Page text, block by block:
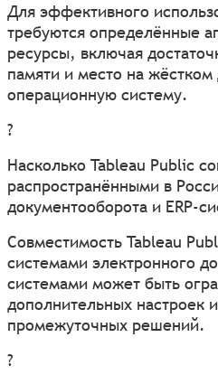
Для эффективного
требуются определённые
ресурсы, включая
памяти и место на
операционную систему.
?
Насколько Tableau Public
распространёнными в
документооборота и ERP-
Совместимость Tableau
системами электронного
системами может быть
дополнительных настроек
промежуточных решений.
?